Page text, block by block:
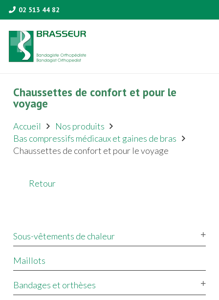
02 513 44 82
Chaussettes de confort et pour le
voyage
Accueil
Nos produits
Bas compressifs médicaux et gaines de bras
Chaussettes de confort et pour le voyage
Retour
Sous-vêtements de chaleur
Maillots
Bandages et orthèses